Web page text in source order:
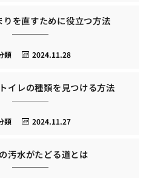
りを直すために役立つ方法
2024.11.28
類
イレの種類を見つける方法
2024.11.27
類
汚水がたどる道とは